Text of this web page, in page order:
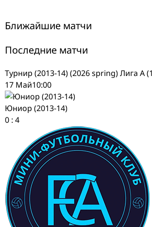
Ближайшие матчи
Последние матчи
Турнир (2013-14) (2026 spring) Лига А
17 Май10:00
Юниор (2013-14)
0 : 4